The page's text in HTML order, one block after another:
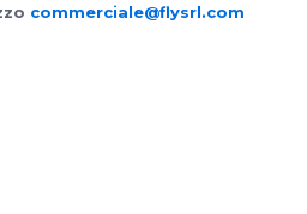
commerciale@flysrl.com